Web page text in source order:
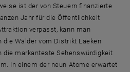
ist der von Steuern finanzierte
Jahr für die Öffentlichkeit
verpasst, kann man
Wälder vom Distrikt Laeken
markanteste Sehenswürdigkeit
In einem der neun Atome erwartet